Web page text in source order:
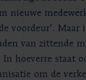
nieuwe
voordeur’. Maar
van zittende
hoeverre staat
om de